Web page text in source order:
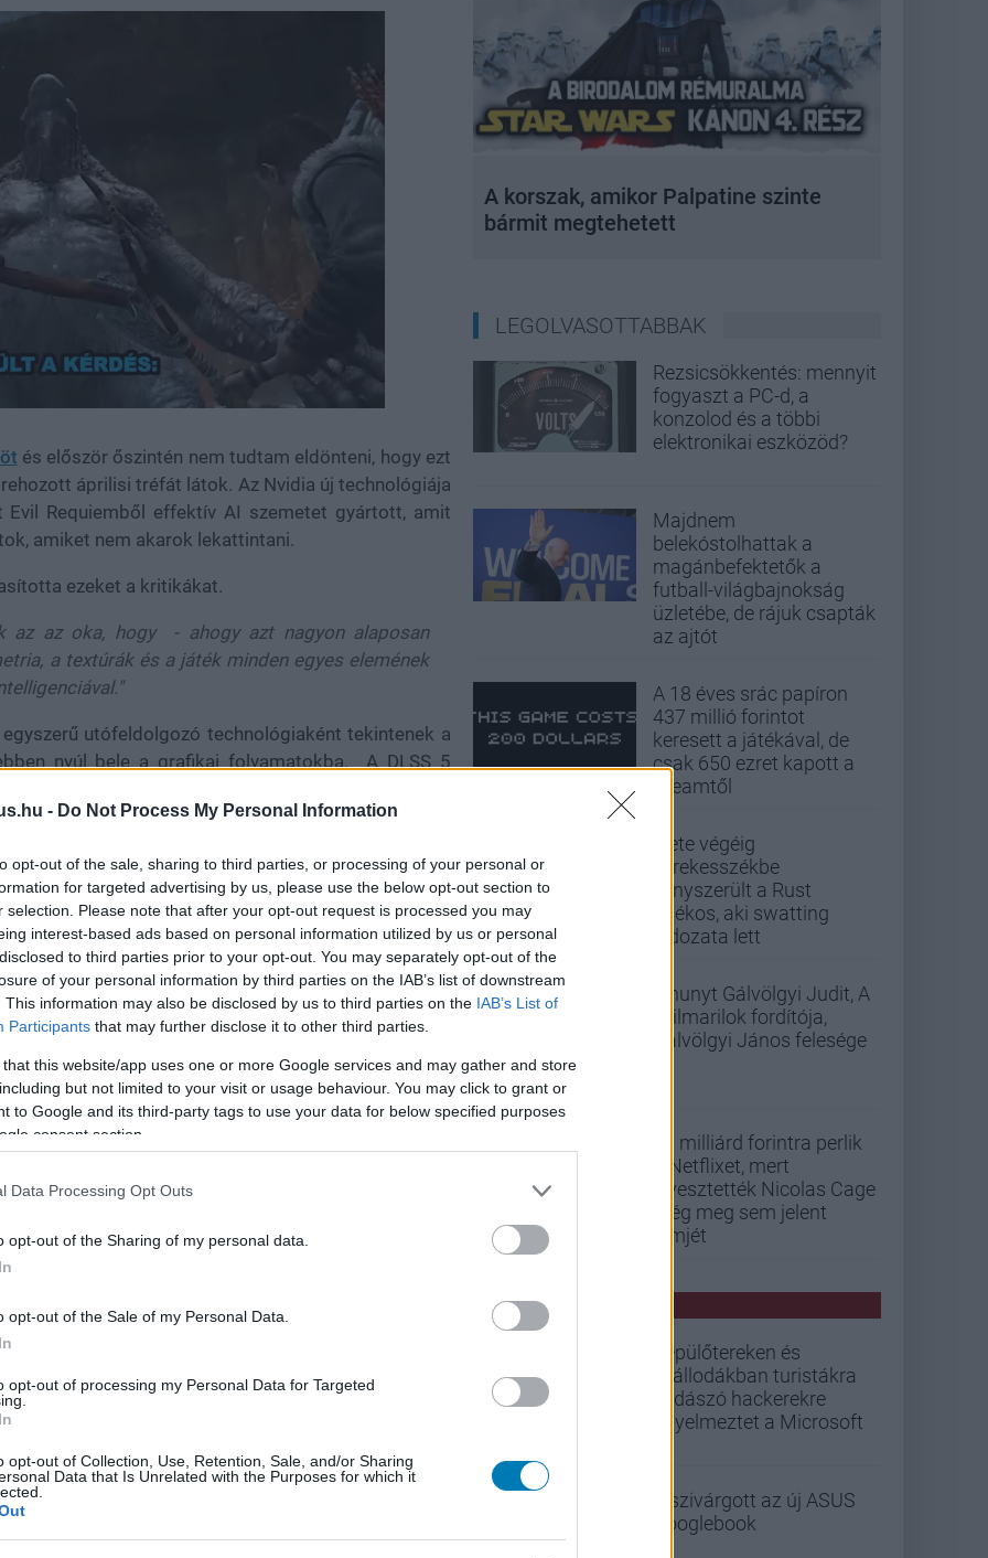
- Do Not Process My Personal Information
opt-out of the sale, sharing to third parties, or processing of your personal or
for targeted advertising by us, please use the below opt-out section to
selection. Please note that after your opt-out request is processed you may
interest-based ads based on personal information utilized by us or personal
to third parties prior to your opt-out. You may separately opt-out of the
of your personal information by third parties on the IAB’s list of downstream
This information may also be disclosed by us to third parties on the IAB’s List of
Participants that may further disclose it to other third parties.
that this website/app uses one or more Google services and may gather and store
but not limited to your visit or usage behaviour. You may click to grant or
to Google and its third-party tags to use your data for below specified purposes
consent section.
Data Processing Opt Outs
opt-out of the Sharing of my personal data.
opt-out of the Sale of my Personal Data.
opt-out of processing my Personal Data for Targeted
opt-out of Collection, Use, Retention, Sale, and/or Sharing
Data that Is Unrelated with the Purposes for which it
és először őszintén nem tudtam eldönteni, hogy ezt
áprilisi tréfát látok. Az Nvidia új technológiája
Evil Requiemből effektív AI szemetet gyártott, amit
amiket nem akarok lekattintani.
ezeket a kritikákat.
az az oka, hogy - ahogy azt nagyon alaposan
a textúrák és a játék minden egyes elemének
utófeldolgozó technológiaként tekintenek a
nyúl bele a grafikai folyamatokba. A DLSS 5
hanem egy olyan rendszer, amely generatív AI
a megjelenítést.
utófeldolgozás, hanem generatív irányítás a
hogyan és milyen mértékben módosítja a
motorjából származó adatokat, például szín- és
rekonstruálni vagy javítani a látványt úgy, hogy
A korszak, amikor Palpatine szinte
bármit megtehetett
LEGOLVASOTTABBAK
Rezsicsökkentés: mennyit
fogyaszt a PC-d, a
konzolod és a többi
elektronikai eszközöd?
Majdnem
belekóstolhattak a
magánbefektetők a
futball-világbajnokság
üzletébe, de rájuk csapták
az ajtót
A 18 éves srác papíron
437 millió forintot
keresett a játékával, de
csak 650 ezret kapott a
Steamtől
Élete végéig
kerekesszékbe
kényszerült a Rust
játékos, aki swatting
áldozata lett
Elhunyt Gálvölgyi Judit, A
szilmarilok fordítója,
Gálvölgyi János felesége
33 milliárd forintra perlik
a Netflixet, mert
elvesztették Nicolas Cage
még meg sem jelent
filmjét
PCW HÍREK
Repülőtereken és
szállodákban turistákra
vadászó hackerekre
figyelmeztet a Microsoft
Kiszivárgott az új ASUS
Googlebook